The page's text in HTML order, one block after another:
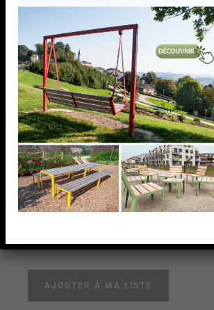
PLATINE RONDE
BROSSE
AJOUTER À MA LISTE